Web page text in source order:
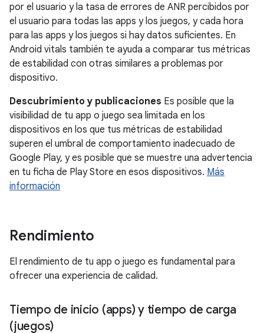
por el usuario y la tasa de errores de ANR percibidos por
el usuario para todas las apps y los juegos, y cada hora
para las apps y los juegos si hay datos suficientes. En
Android vitals también te ayuda a comparar tus métricas
de estabilidad con otras similares a problemas por
dispositivo.
Descubrimiento y publicaciones Es posible que la
visibilidad de tu app o juego sea limitada en los
dispositivos en los que tus métricas de estabilidad
superen el umbral de comportamiento inadecuado de
Google Play, y es posible que se muestre una advertencia
en tu ficha de Play Store en esos dispositivos. Más
información
Rendimiento
El rendimiento de tu app o juego es fundamental para
ofrecer una experiencia de calidad.
Tiempo de inicio (apps) y tiempo de carga
(juegos)